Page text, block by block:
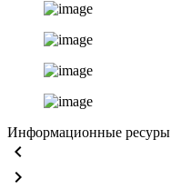
Информационные ресуры
keyboard_arrow_left
keyboard_arrow_right